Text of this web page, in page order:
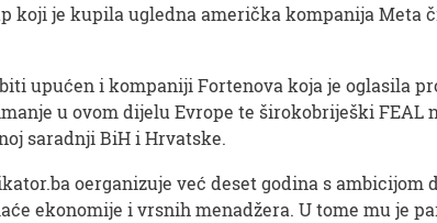
koji je kupila ugledna američka kompanija Meta
upućen i kompaniji Fortenova koja je oglasila
u ovom dijelu Evrope te širokobriješki FEAL
saradnji BiH i Hrvatske.
oerganizuje već deset godina s
ekonomije i vrsnih menadžera. U tome mu je